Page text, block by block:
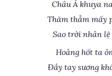
Châu Á khuya
Thăm thẳm mấy
Sao trời nhân
Hoảng hốt ta
Đầy tay sương